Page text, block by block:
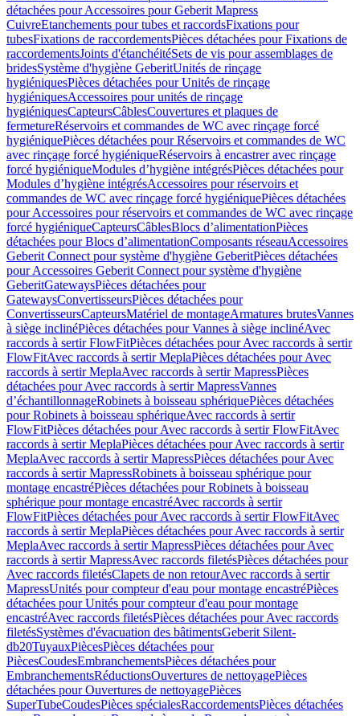
détachées pour Accessoires pour Geberit Mapress
CuivreEtanchements pour tubes et raccordsFixations pour
tubesFixations de raccordementsPièces détachées pour Fixations de
raccordementsJoints d'étanchéitéSets de vis pour assemblages de
bridesSystème d'hygiène GeberitUnités de rinçage
hygiéniquesPièces détachées pour Unités de rinçage
hygiéniquesAccessoires pour unités de rinçage
hygiéniquesCapteursCâblesCouvertures et plaques de
fermetureRéservoirs et commandes de WC avec rinçage forcé
hygiéniquePièces détachées pour Réservoirs et commandes de WC
avec rinçage forcé hygiéniqueRéservoirs à encastrer avec rinçage
forcé hygiéniqueModules d’hygiène intégrésPièces détachées pour
Modules d’hygiène intégrésAccessoires pour réservoirs et
commandes de WC avec rinçage forcé hygiéniquePièces détachées
pour Accessoires pour réservoirs et commandes de WC avec rinçage
forcé hygiéniqueCapteursCâblesBlocs d’alimentationPièces
détachées pour Blocs d’alimentationComposants réseauAccessoires
Geberit Connect pour système d'hygiène GeberitPièces détachées
pour Accessoires Geberit Connect pour système d'hygiène
GeberitGatewaysPièces détachées pour
GatewaysConvertisseursPièces détachées pour
ConvertisseursCapteursMatériel de montageArmatures brutesVannes
à siège inclinéPièces détachées pour Vannes à siège inclinéAvec
raccords à sertir FlowFitPièces détachées pour Avec raccords à sertir
FlowFitAvec raccords à sertir MeplaPièces détachées pour Avec
raccords à sertir MeplaAvec raccords à sertir MapressPièces
détachées pour Avec raccords à sertir MapressVannes
d’échantillonnageRobinets à boisseau sphériquePièces détachées
pour Robinets à boisseau sphériqueAvec raccords à sertir
FlowFitPièces détachées pour Avec raccords à sertir FlowFitAvec
raccords à sertir MeplaPièces détachées pour Avec raccords à sertir
MeplaAvec raccords à sertir MapressPièces détachées pour Avec
raccords à sertir MapressRobinets à boisseau sphérique pour
montage encastréPièces détachées pour Robinets à boisseau
sphérique pour montage encastréAvec raccords à sertir
FlowFitPièces détachées pour Avec raccords à sertir FlowFitAvec
raccords à sertir MeplaPièces détachées pour Avec raccords à sertir
MeplaAvec raccords à sertir MapressPièces détachées pour Avec
raccords à sertir MapressAvec raccords filetésPièces détachées pour
Avec raccords filetésClapets de non retourAvec raccords à sertir
MapressUnités pour compteur d'eau pour montage encastréPièces
détachées pour Unités pour compteur d'eau pour montage
encastréAvec raccords filetésPièces détachées pour Avec raccords
filetésSystèmes d'évacuation des bâtimentsGeberit Silent-
db20TuyauxPiècesPièces détachées pour
PiècesCoudesEmbranchementsPièces détachées pour
EmbranchementsRéductionsOuvertures de nettoyagePièces
détachées pour Ouvertures de nettoyagePièces
SuperTubeCoudesPièces spécialesRaccordementsPièces détachées